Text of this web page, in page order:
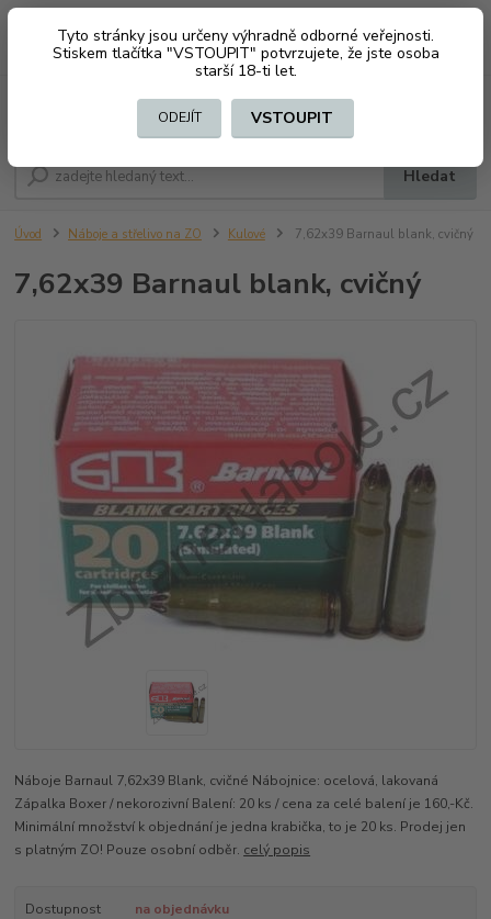
Tyto stránky jsou určeny výhradně odborné veřejnosti.
Stiskem tlačítka "VSTOUPIT" potvrzujete, že jste osoba
starší 18-ti let.
ODEJÍT VSTOUPIT
CZK
Hledat
+420 603794370 za0 Kč
Úvod Náboje a střelivo na ZO Kulové 7,62x39 Barnaul blank, cvičný
7,62x39 Barnaul blank, cvičný
Náboje Barnaul 7,62x39 Blank, cvičné Nábojnice: ocelová, lakovaná
Zápalka Boxer / nekorozivní Balení: 20 ks / cena za celé balení je 160,-Kč.
Minimální množství k objednání je jedna krabička, to je 20 ks. Prodej jen
s platným ZO! Pouze osobní odběr. celý popis
Dostupnost na objednávku